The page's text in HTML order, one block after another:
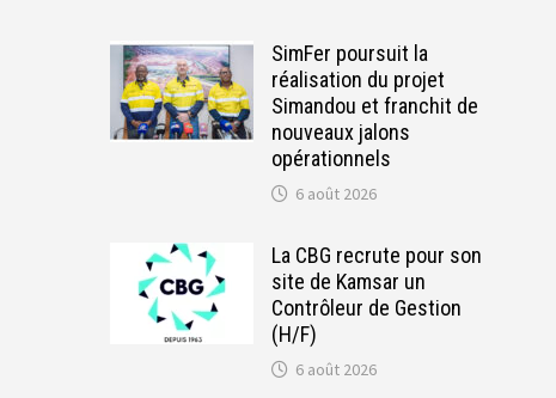
SimFer poursuit la
réalisation du projet
Simandou et franchit de
nouveaux jalons
opérationnels
6 août 2026
La CBG recrute pour son
site de Kamsar un
Contrôleur de Gestion
(H/F)
6 août 2026